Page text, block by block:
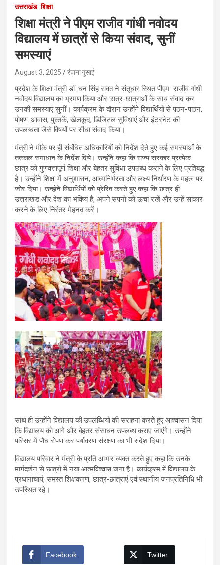
उत्तराखंड शिक्षा
शिक्षा मंत्री ने पीएम राजीव गांधी नवोदय
विद्यालय में छात्रों से किया संवाद, सुनीं
समस्याएं
August 3, 2025 रंजना गुसाई
प्रदेश के शिक्षा मंत्री डॉ. धन सिंह रावत ने संतूधार स्थित पीएम राजीव गांधी
नवोदय विद्यालय का भ्रमण किया और छात्र-छात्राओं के साथ संवाद कर
उनकी समस्याएं सुनीं। कार्यक्रम के दौरान उन्होंने विद्यार्थियों से पठन-पाठन,
पोषण, आवास, पुस्तकें, खेलकूद, डिजिटल सुविधाएं और इंटरनेट की
उपलब्धता जैसे विषयों पर सीधा संवाद किया।
मंत्री ने मौके पर ही संबंधित अधिकारियों को निर्देश देते हुए कई समस्याओं के
तत्काल समाधान के निर्देश दिये। उन्होंने कहा कि राज्य सरकार प्रत्येक
छात्र को गुणवत्तापूर्ण शिक्षा और बेहतर सुविधा उपलब्ध कराने के लिए प्रतिबद्ध
है। उन्होंने शिक्षा में अनुशासन, आत्मनिर्भरता और लक्ष्य निर्धारण के महत्व पर
जोर दिया। उन्होंने विद्यार्थियों को प्रेरित करते हुए कहा कि छात्र ही
उत्तराखंड और देश का भविष्य हैं, अपने सपनों को ऊंचा रखें और उन्हें साकार
करने के लिए निरंतर मेहनत करें।
साथ ही उन्होंने विद्यालय की उपलब्धियों की सराहना करते हुए आश्वासन दिया
कि विद्यालय को आगे और बेहतर संसाधन उपलब्ध कराए जाएंगे। उन्होंने
परिसर में पौध रोपण कर पर्यावरण संरक्षण का भी संदेश दिया।
विद्यालय परिवार ने मंत्री के प्रति आभार व्यक्त करते हुए कहा कि उनके
मार्गदर्शन से छात्रों में नया आत्मविश्वास जगा है। कार्यक्रम में विद्यालय के
प्रधानाचार्य, समस्त शिक्षकगण, छात्र-छात्राएं एवं स्थानीय जनप्रतिनिधि भी
उपस्थित रहे।
Facebook Twitter